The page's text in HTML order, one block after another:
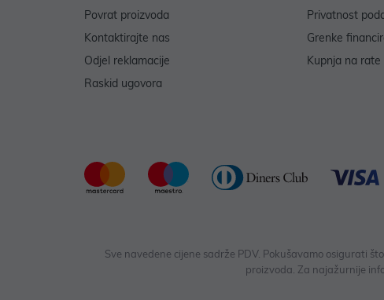
Povrat proizvoda
Kontaktirajte nas
Odjel reklamacije
Raskid ugovora
Privatnost
Grenke
Kupnja na
Sve navedene cijene sadrže PDV. Pokušavamo osigurati
proizvoda. Za najažurnije